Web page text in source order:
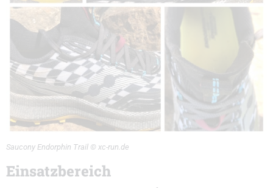
Saucony Endorphin Trail © xc-run.de
Einsatzbereich